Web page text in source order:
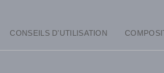
CONSEILS D'UTILISATION